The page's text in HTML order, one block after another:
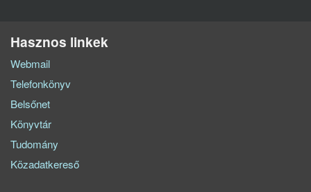
Hasznos linkek
Webmail
Telefonkönyv
Belsőnet
Könyvtár
Tudomány
Közadatkereső